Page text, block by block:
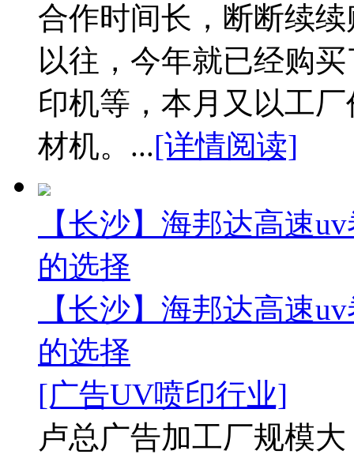
合作时间长，断断续
以往，今年就已经购
印机等，本月又以工
材机。...[详情阅读]
【长沙】海邦达高速
的选择
【长沙】海邦达高速
的选择
[广告UV喷印行业]
卢总广告加工厂规模